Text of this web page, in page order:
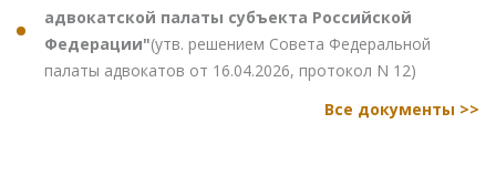
адвокатской палаты субъекта Российской
Федерации"(утв. решением Совета Федеральной
палаты адвокатов от 16.04.2026, протокол N 12)
Все документы >>